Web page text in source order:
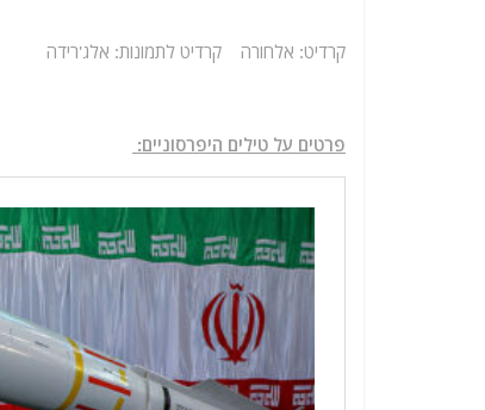
קרדיט: אלחורה קרדיט לתמונות: אלג'רידה
פרטים על טילים היפרסוניים: